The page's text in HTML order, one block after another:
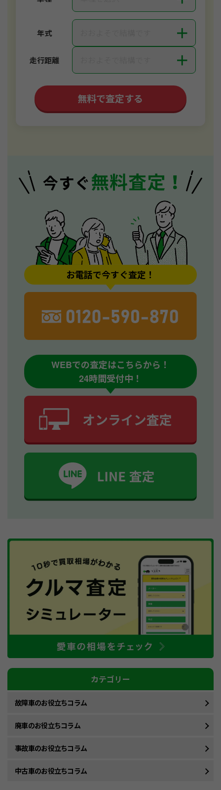
年式 ＋
走行距離 ＋
無料で査定する
お電話で今すぐ査定！
WEBでの査定はこちらから！
24時間受付中！
カテゴリー
故障車のお役立ちコラム
廃車のお役立ちコラム
事故車のお役立ちコラム
中古車のお役立ちコラム